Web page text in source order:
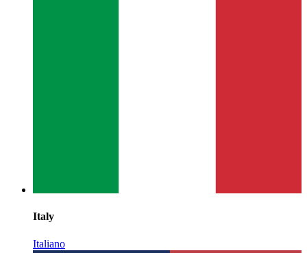
Italy
Italiano